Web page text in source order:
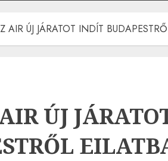
AIR ÚJ JÁRATOT INDÍT
ÚJ